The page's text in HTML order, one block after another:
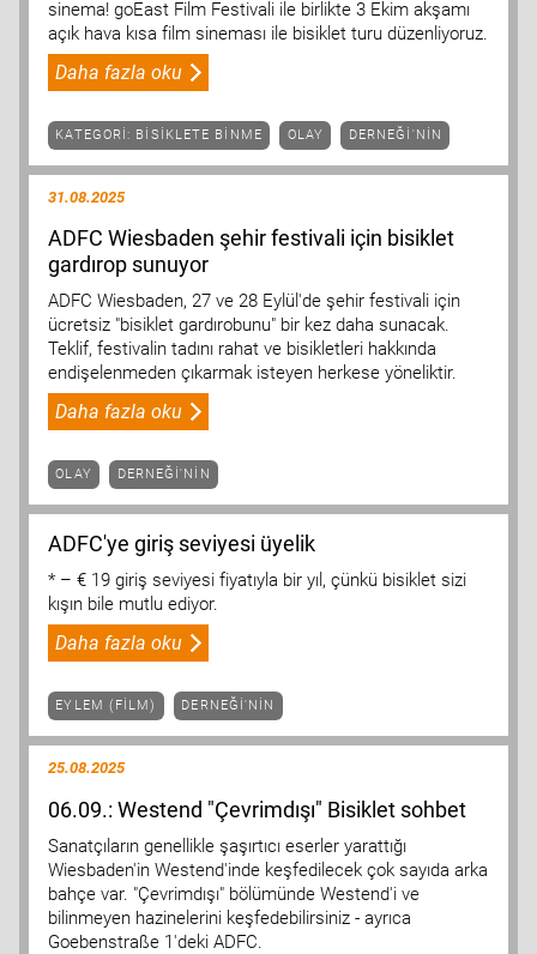
sinema! goEast Film Festivali ile birlikte 3 Ekim akşamı
açık hava kısa film sineması ile bisiklet turu düzenliyoruz.
Daha fazla oku
KATEGORI: BISIKLETE BINME OLAY DERNEĞI'NIN
31.08.2025
ADFC Wiesbaden şehir festivali için bisiklet
gardırop sunuyor
ADFC Wiesbaden, 27 ve 28 Eylül'de şehir festivali için
ücretsiz "bisiklet gardırobunu" bir kez daha sunacak.
Teklif, festivalin tadını rahat ve bisikletleri hakkında
endişelenmeden çıkarmak isteyen herkese yöneliktir.
Daha fazla oku
OLAY DERNEĞI'NIN
ADFC'ye giriş seviyesi üyelik
* – € 19 giriş seviyesi fiyatıyla bir yıl, çünkü bisiklet sizi
kışın bile mutlu ediyor.
Daha fazla oku
EYLEM (FILM) DERNEĞI'NIN
25.08.2025
06.09.: Westend "Çevrimdışı" Bisiklet sohbet
Sanatçıların genellikle şaşırtıcı eserler yarattığı
Wiesbaden'in Westend'inde keşfedilecek çok sayıda arka
bahçe var. "Çevrimdışı" bölümünde Westend'i ve
bilinmeyen hazinelerini keşfedebilirsiniz - ayrıca
Goebenstraße 1'deki ADFC.